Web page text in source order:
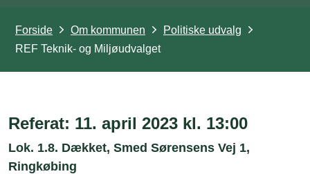
Forside Om kommunen
Politiske udvalg
REF Teknik- og Miljøudvalget
Referat: 11. april 2023 kl. 13:00
Lok. 1.8. Dækket, Smed Sørensens Vej 1,
Ringkøbing